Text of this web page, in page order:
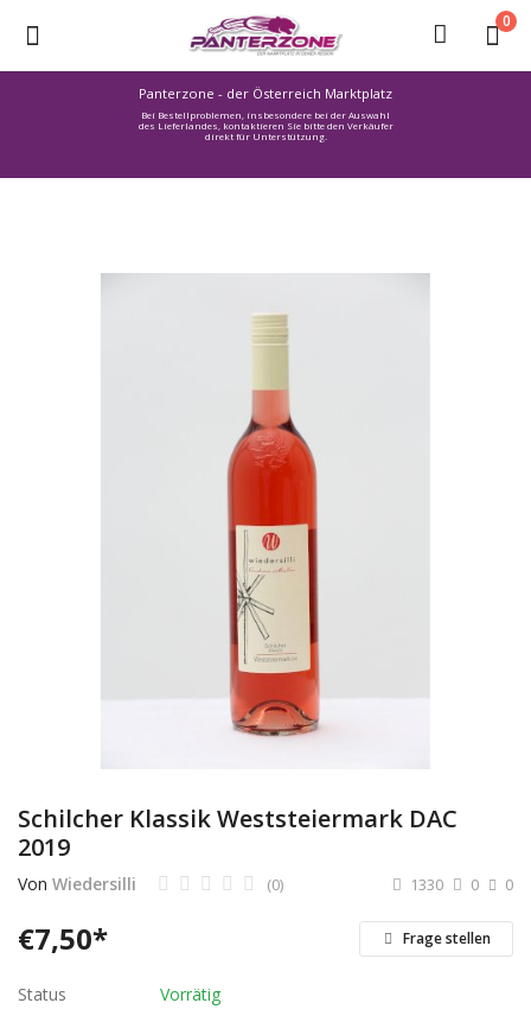
Panterzone - der Österreich Marktplatz
Bei Bestellproblemen, insbesondere bei der Auswahl
des Lieferlandes, kontaktieren Sie bitte den Verkäufer
direkt für Unterstützung.
0
Wunschliste
Blog
Was ist PanterZONE?
Schilcher Klassik Weststeiermark DAC
2019
Von Wiedersilli 0
(0) 0
1330
€7,50* Frage stellen
Status Vorrätig